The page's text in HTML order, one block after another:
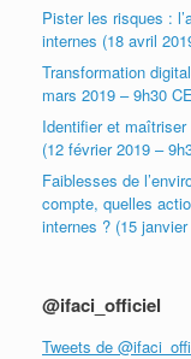
Pister les risques :
internes (18 avril
Transformation
mars 2019 – 9h30
Identifier et
(12 février 2019 –
Faiblesses de
compte, quelles
internes ? (15
@ifaci_officiel
Tweets de